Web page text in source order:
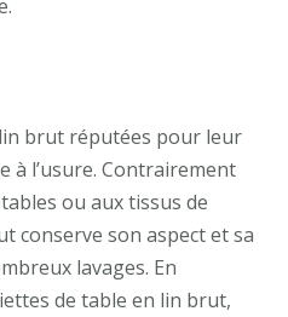
brut réputées pour leur
à l’usure. Contrairement
ou aux tissus de
conserve son aspect et sa
lavages. En
de table en lin brut,